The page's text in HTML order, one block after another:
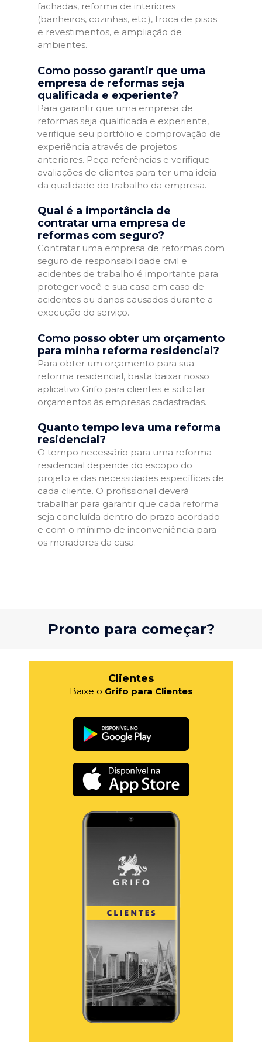
fachadas, reforma de interiores
(banheiros, cozinhas, etc.), troca de pisos
e revestimentos, e ampliação de
ambientes.
Como posso garantir que uma
empresa de reformas seja
qualificada e experiente?
Para garantir que uma empresa de
reformas seja qualificada e experiente,
verifique seu portfólio e comprovação de
experiência através de projetos
anteriores. Peça referências e verifique
avaliações de clientes para ter uma ideia
da qualidade do trabalho da empresa.
Qual é a importância de
contratar uma empresa de
reformas com seguro?
Contratar uma empresa de reformas com
seguro de responsabilidade civil e
acidentes de trabalho é importante para
proteger você e sua casa em caso de
acidentes ou danos causados durante a
execução do serviço.
Como posso obter um orçamento
para minha reforma residencial?
Para obter um orçamento para sua
reforma residencial, basta baixar nosso
aplicativo Grifo para clientes e solicitar
orçamentos às empresas cadastradas.
Quanto tempo leva uma reforma
residencial?
O tempo necessário para uma reforma
residencial depende do escopo do
projeto e das necessidades específicas de
cada cliente. O profissional deverá
trabalhar para garantir que cada reforma
seja concluída dentro do prazo acordado
e com o mínimo de inconveniência para
os moradores da casa.
Pronto para começar?
Clientes
Baixe o Grifo para Clientes